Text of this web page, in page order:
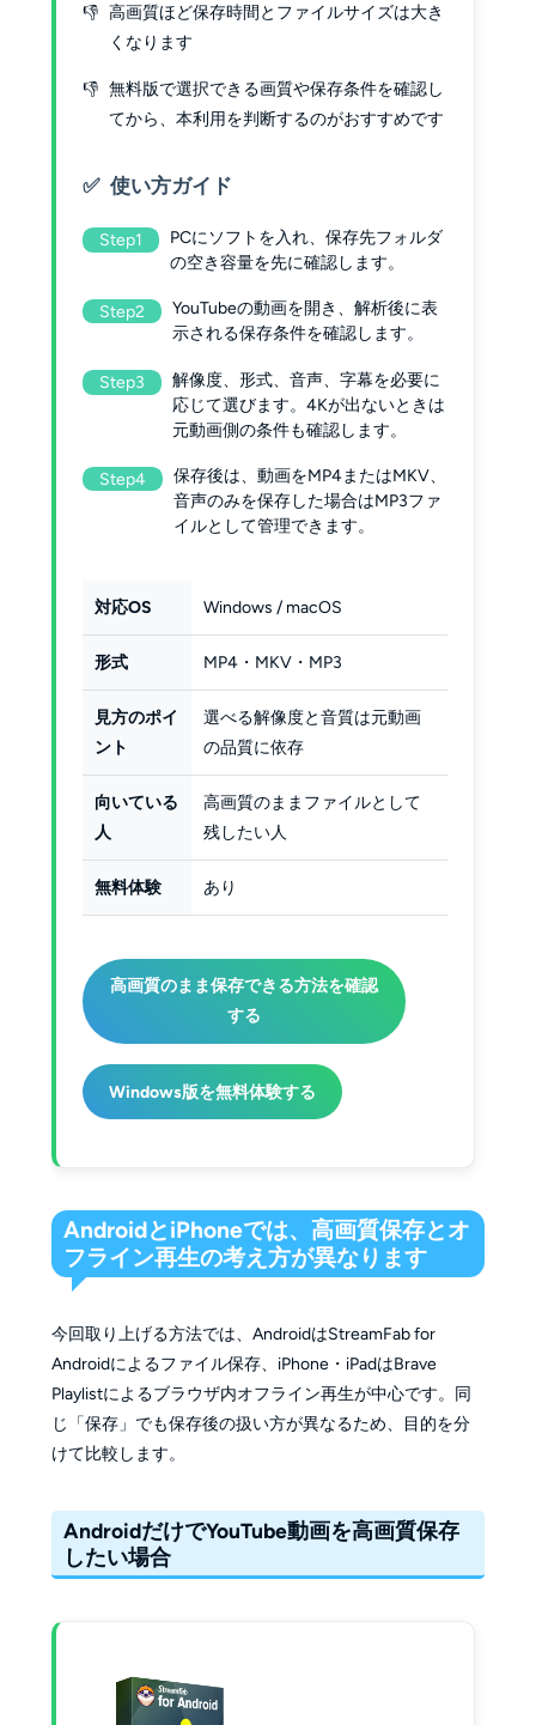
高画質ほど保存時間とファイルサイズは大き
くなります
無料版で選択できる画質や保存条件を確認し
てから、本利用を判断するのがおすすめです
使い方ガイド
Step1
PCにソフトを入れ、保存先フォルダ
の空き容量を先に確認します。
Step2
YouTubeの動画を開き、解析後に表
示される保存条件を確認します。
Step3
解像度、形式、音声、字幕を必要に
応じて選びます。4Kが出ないときは
元動画側の条件も確認します。
Step4
保存後は、動画をMP4またはMKV、
音声のみを保存した場合はMP3ファ
イルとして管理できます。
対応OS Windows / macOS
形式 MP4・MKV・MP3
見方のポイ
ント
選べる解像度と音質は元動画
の品質に依存
向いている
人
高画質のままファイルとして
残したい人
無料体験 あり
高画質のまま保存できる方法を確認
する
Windows版を無料体験する
AndroidとiPhoneでは、高画質保存とオ
フライン再生の考え方が異なります
今回取り上げる方法では、AndroidはStreamFab for
Androidによるファイル保存、iPhone・iPadはBrave
Playlistによるブラウザ内オフライン再生が中心です。同
じ「保存」でも保存後の扱い方が異なるため、目的を分
けて比較します。
AndroidだけでYouTube動画を高画質保存
したい場合